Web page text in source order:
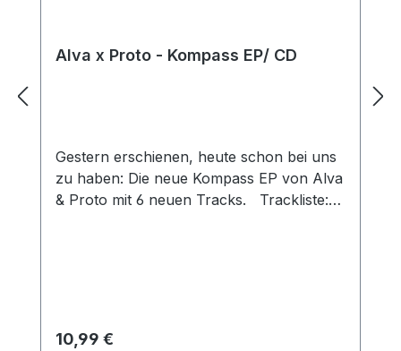
Alva x Proto - Kompass EP/ CD
Gestern erschienen, heute schon bei uns
zu haben: Die neue Kompass EP von Alva
& Proto mit 6 neuen Tracks. Trackliste:
Regulärer Preis:
10,99 €